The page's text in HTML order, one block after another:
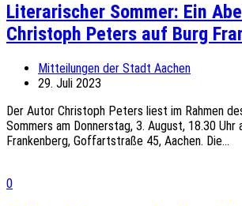
Literarischer Sommer: Ein
Christoph Peters auf Burg
Mitteilungen der Stadt Aachen
29. Juli 2023
Der Autor Christoph Peters liest im Rahmen
Sommers am Donnerstag, 3. August, 18.30 Uhr
Frankenberg, Goffartstraße 45, Aachen. Die...
0